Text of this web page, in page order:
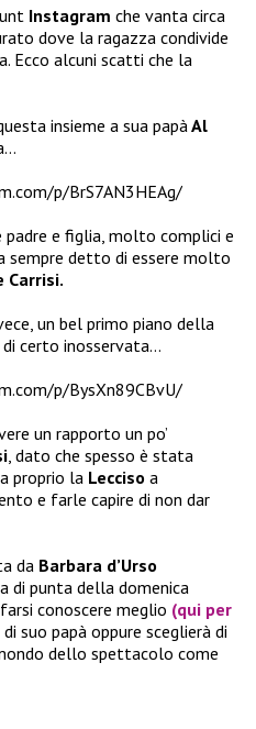
Instagram che vanta circa
dove la ragazza condivide
Ecco alcuni scatti che la
insieme a sua papàAl
p/BrS7AN3HEAg/
padre e figlia, molto complici e
sempre detto di essere molto
Carrisi.
un bel primo piano della
di certo inosservata…
p/BysXn89CBvU/
un rapporto un po’
, dato che spesso è stata
proprio la Lecciso a
e farle capire di non dar
da Barbara d’Urso
di punta della domenica
conoscere meglio (qui per
suo papà oppure sceglierà di
dello spettacolo come